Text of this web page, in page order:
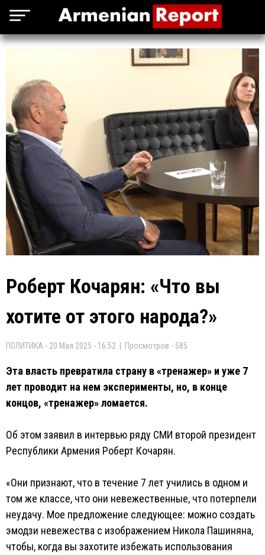
Роберт Кочарян: «Что вы
хотите от этого народа?»
ПОЛИТИКА - 20 Мая 2025 - 16:52 | Просмотров - 585
Эта власть превратила страну в «тренажер» и уже 7
лет проводит на нем эксперименты, но, в конце
концов, «тренажер» ломается.
Об этом заявил в интервью ряду СМИ второй президент
Республики Армения Роберт Кочарян.
«Они признают, что в течение 7 лет учились в одном и
том же классе, что они невежественные, что потерпели
неудачу. Мое предложение следующее: можно создать
эмодзи невежества с изображением Никола Пашиняна,
чтобы, когда вы захотите избежать использования